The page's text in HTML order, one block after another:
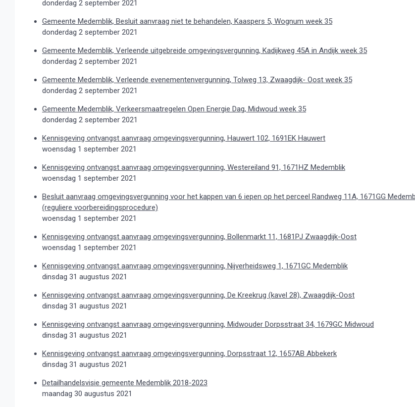
donderdag 2 september 2021
Gemeente Medemblik, Besluit aanvraag niet te behandelen, Kaaspers 5, Wognum week 35
donderdag 2 september 2021
Gemeente Medemblik, Verleende uitgebreide omgevingsvergunning, Kadijkweg 45A in Andijk week 35
donderdag 2 september 2021
Gemeente Medemblik, Verleende evenementenvergunning, Tolweg 13, Zwaagdijk- Oost week 35
donderdag 2 september 2021
Gemeente Medemblik, Verkeersmaatregelen Open Energie Dag, Midwoud week 35
donderdag 2 september 2021
Kennisgeving ontvangst aanvraag omgevingsvergunning, Hauwert 102, 1691EK Hauwert
woensdag 1 september 2021
Kennisgeving ontvangst aanvraag omgevingsvergunning, Westereiland 91, 1671HZ Medemblik
woensdag 1 september 2021
Besluit aanvraag omgevingsvergunning voor het kappen van 6 iepen op het perceel Randweg 11A, 1671GG
(reguliere voorbereidingsprocedure)
woensdag 1 september 2021
Kennisgeving ontvangst aanvraag omgevingsvergunning, Bollenmarkt 11, 1681PJ Zwaagdijk-Oost
woensdag 1 september 2021
Kennisgeving ontvangst aanvraag omgevingsvergunning, Nijverheidsweg 1, 1671GC Medemblik
dinsdag 31 augustus 2021
Kennisgeving ontvangst aanvraag omgevingsvergunning, De Kreekrug (kavel 28), Zwaagdijk-Oost
dinsdag 31 augustus 2021
Kennisgeving ontvangst aanvraag omgevingsvergunning, Midwouder Dorpsstraat 34, 1679GC Midwoud
dinsdag 31 augustus 2021
Kennisgeving ontvangst aanvraag omgevingsvergunning, Dorpsstraat 12, 1657AB Abbekerk
dinsdag 31 augustus 2021
Detailhandelsvisie gemeente Medemblik 2018-2023
maandag 30 augustus 2021